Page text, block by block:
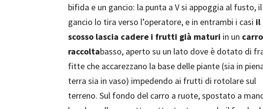
bifida e un gancio: la punta a V si appoggia al fusto, il
gancio lo tira verso l’operatore, e in entrambi i casi il
scosso lascia cadere i frutti già maturi in un
raccoltabasso, aperto su un lato dove è dotato di
fitte che accarezzano la base delle piante (sia in
terra sia in vaso) impedendo ai frutti di rotolare sul
terreno. Sul fondo del carro a ruote, spostato a